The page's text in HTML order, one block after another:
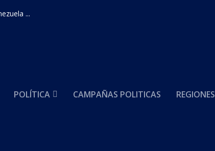
...
POLÍTICA CAMPAÑAS POLITICAS REGIONES